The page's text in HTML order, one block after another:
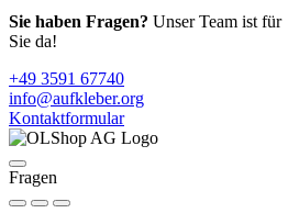
Sie haben Fragen? Unser Team ist für
Sie da!
+49 3591 67740
info@aufkleber.org
Kontaktformular
Fragen